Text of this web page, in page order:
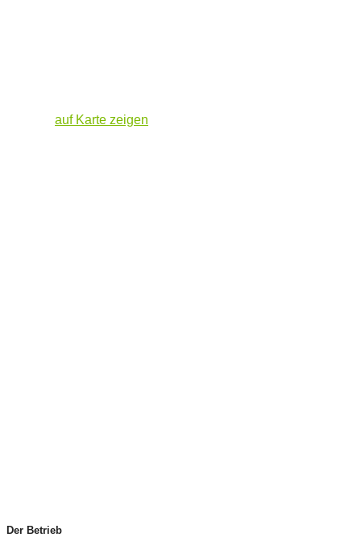
auf Karte zeigen
Der Betrieb